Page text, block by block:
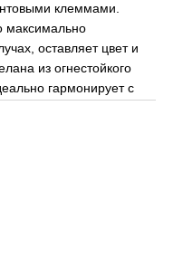
клеммами.
максимально
оставляет цвет и
из огнестойкого
гармонирует с